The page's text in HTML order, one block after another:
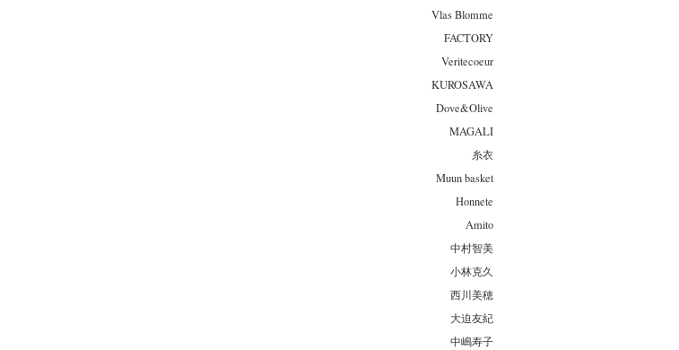
Vlas Blomme
FACTORY
Veritecoeur
KUROSAWA
Dove&Olive
MAGALI
糸衣
Muun basket
Honnete
Amito
中村智美
小林克久
西川美穂
大迫友紀
中嶋寿子